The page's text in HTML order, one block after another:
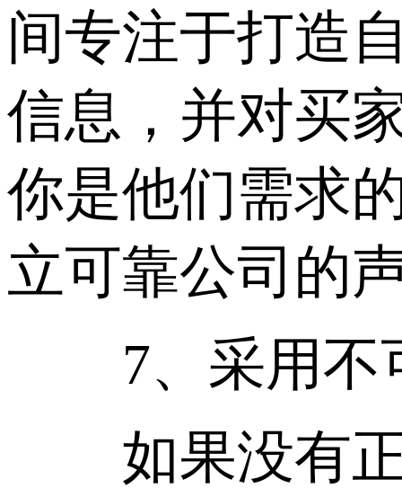
间专注于打造
信息，并对买
你是他们需求
立可靠公司的
7、采用不
如果没有正